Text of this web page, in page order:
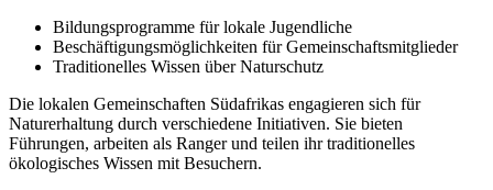
Bildungsprogramme für lokale Jugendliche
Beschäftigungsmöglichkeiten für Gemeinschaftsmitglieder
Traditionelles Wissen über Naturschutz
Die lokalen Gemeinschaften Südafrikas engagieren sich für
Naturerhaltung durch verschiedene Initiativen. Sie bieten
Führungen, arbeiten als Ranger und teilen ihr traditionelles
ökologisches Wissen mit Besuchern.